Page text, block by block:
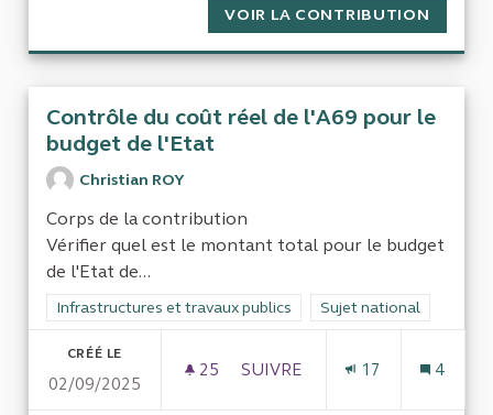
VOIR LA CONTRIBUTION
Contrôle du coût réel de l'A69 pour le
budget de l'Etat
Christian ROY
Corps de la contribution
Vérifier quel est le montant total pour le budget
de l'Etat de...
Filtrer les résultats de la catégorie : Infrastructures et
Infrastructures et travaux publics Filtrer les résultats
Sujet national
CRÉÉ LE
02/09/2025
25 25 ABONNÉS
SUIVRE
17 4